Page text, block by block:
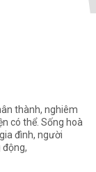
thành, nghiêm
có thể. Sống hoà
đình, người
động,